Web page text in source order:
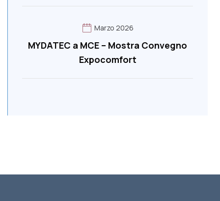
Marzo 2026
MYDATEC a MCE – Mostra Convegno
Expocomfort